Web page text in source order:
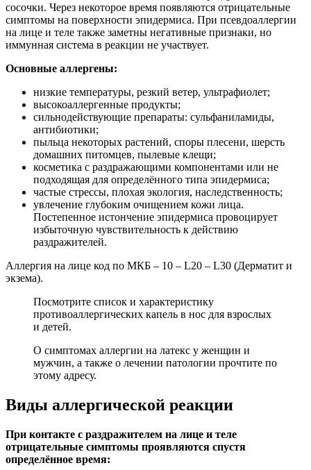
сосочки. Через некоторое время появляются отрицательные
симптомы на поверхности эпидермиса. При псевдоаллергии
на лице и теле также заметны негативные признаки, но
иммунная система в реакции не участвует.
Основные аллергены:
низкие температуры, резкий ветер, ультрафиолет;
высокоаллергенные продукты;
сильнодействующие препараты: сульфаниламиды,
антибиотики;
пыльца некоторых растений, споры плесени, шерсть
домашних питомцев, пылевые клещи;
косметика с раздражающими компонентами или не
подходящая для определённого типа эпидермиса;
частые стрессы, плохая экология, наследственность;
увлечение глубоким очищением кожи лица.
Постепенное истончение эпидермиса провоцирует
избыточную чувствительность к действию
раздражителей.
Аллергия на лице код по МКБ – 10 – L20 – L30 (Дерматит и
экзема).
Посмотрите список и характеристику
противоаллергических капель в нос для взрослых
и детей.
О симптомах аллергии на латекс у женщин и
мужчин, а также о лечении патологии прочтите по
этому адресу.
Виды аллергической реакции
При контакте с раздражителем на лице и теле
отрицательные симптомы проявляются спустя
определённое время: